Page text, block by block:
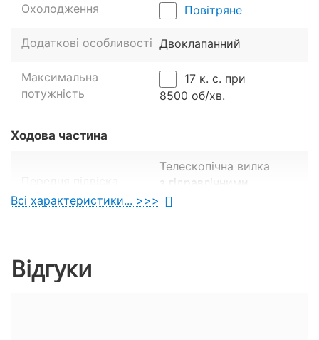
Охолодження Повітряне
Додаткові особливості Двоклапанний
Максимальна
потужність
17 к. с. при
8500 об/хв.
Ходова частина
Телескопічна вилка
з гідравлічними
амортизаторами.
Задні гальма
Всі характеристики... >>>
Відгуки